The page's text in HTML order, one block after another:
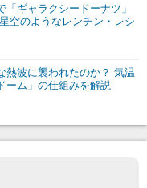
ギャラクシードーナツ」
空のようなレンチン・レシ
熱波に襲われたのか？ 気温
ーム」の仕組みを解説